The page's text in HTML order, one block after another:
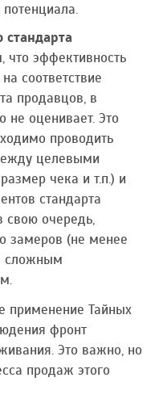
стандарта
что эффективность
соответствие
продавцов, в
не оценивает. Это
проводить
целевыми
чека и т.п.) и
стандарта
свою очередь,
замеров (не менее
сложным
применение Тайных
фронт
Это важно, но
продаж этого